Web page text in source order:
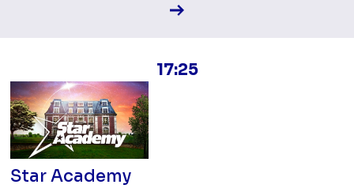
Voir la fiche diffusion
17:25
Star Academy